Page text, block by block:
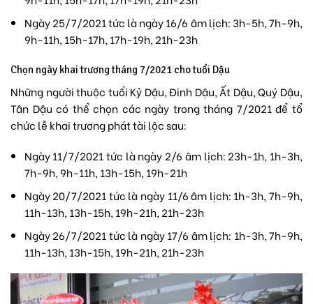
Ngày 25/7/2021 tức là ngày 16/6 âm lịch: 3h-5h, 7h-9h,
9h-11h, 15h-17h, 17h-19h, 21h-23h
Chọn ngày khai trương tháng 7/2021 cho tuổi Dậu
Những người thuộc tuổi Kỷ Dậu, Đinh Dậu, Ất Dậu, Quý Dậu,
Tân Dậu có thể chọn các ngày trong tháng 7/2021 để tổ
chức lễ khai trương phát tài lộc sau:
Ngày 11/7/2021 tức là ngày 2/6 âm lịch: 23h-1h, 1h-3h,
7h-9h, 9h-11h, 13h-15h, 19h-21h
Ngày 20/7/2021 tức là ngày 11/6 âm lịch: 1h-3h, 7h-9h,
11h-13h, 13h-15h, 19h-21h, 21h-23h
Ngày 26/7/2021 tức là ngày 17/6 âm lịch: 1h-3h, 7h-9h,
11h-13h, 13h-15h, 19h-21h, 21h-23h